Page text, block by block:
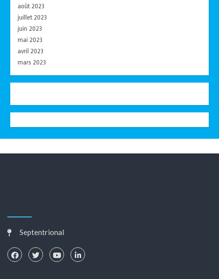
août 2023
juillet 2023
juin 2023
mai 2023
avril 2023
mars 2023
Septentrional